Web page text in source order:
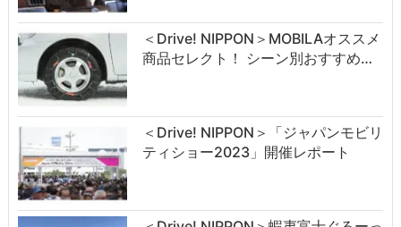
＜Drive! NIPPON＞MOBILAオススメ
商品セレクト！ シーン別おすすめ…
＜Drive! NIPPON＞「ジャパンモビリ
ティショー2023」開催レポート